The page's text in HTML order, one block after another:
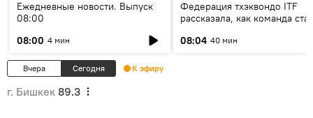
Ежедневные новости. Выпуск
08:00
08:00 4 мин
Федерация тхэквондо ITF
рассказала, как команда
08:04 40 мин
Вчера Сегодня К эфиру
г. Бишкек 89.3